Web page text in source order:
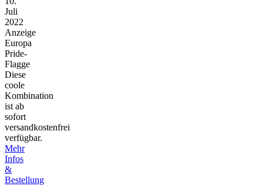
Juli
2022
Anzeige
Europa
Pride-
Flagge
Diese
coole
Kombination
ist ab
sofort
versandkostenfrei
verfügbar.
Mehr
Infos
&
Bestellung